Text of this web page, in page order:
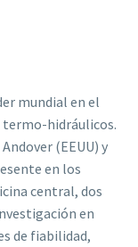
mundial en el
termo-hidráulicos.
(EEUU) y
en los
central, dos
en
de fiabilidad,